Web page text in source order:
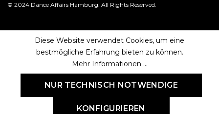
© 2024 Dance Affairs Hamburg. All Rights Reserved.
Diese Website verwendet Cookies, um eine
bestmögliche Erfahrung bieten zu können.
Mehr Informationen ...
NUR TECHNISCH NOTWENDIGE
KONFIGURIEREN